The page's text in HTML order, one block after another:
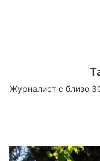
Журналист с близо